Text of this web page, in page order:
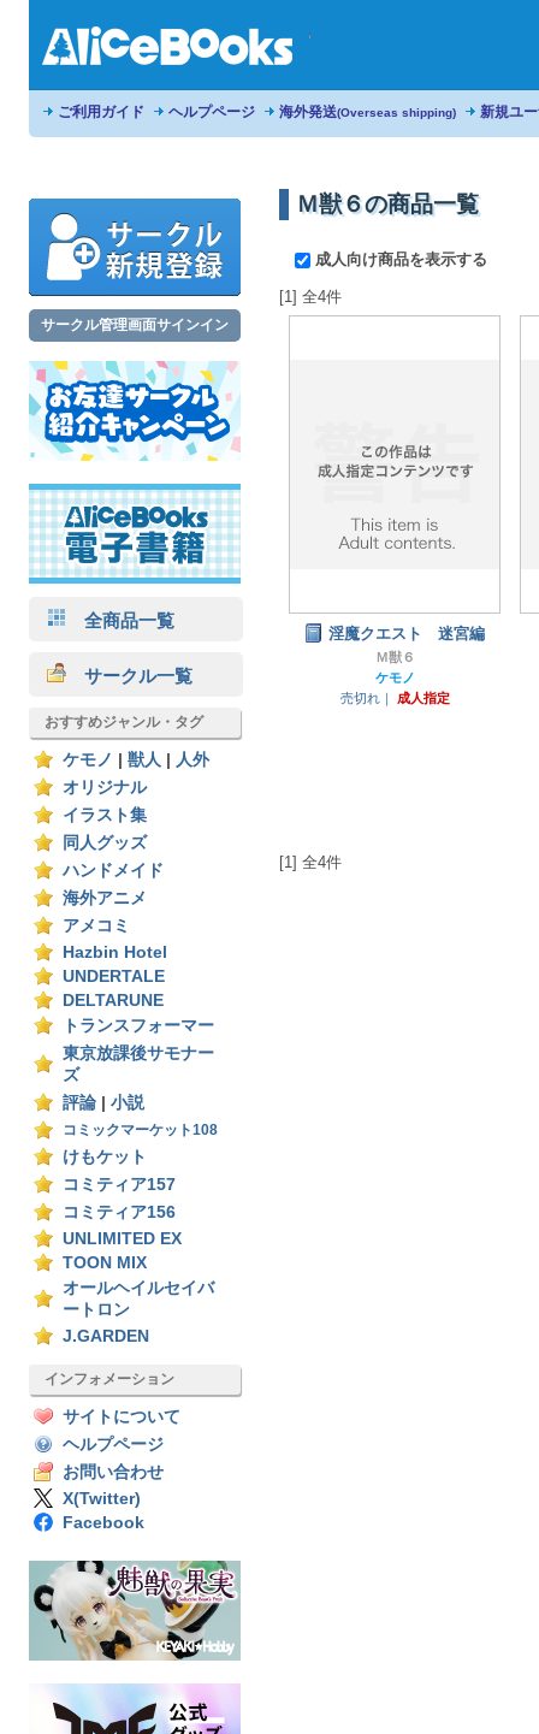
ご利用ガイド ヘルプページ 海外発送(Overseas shipping) 新規ユ
サークル管理画面サインイン
全商品一覧
サークル一覧
おすすめジャンル・タグ
ケモノ 獣人
人外
オリジナル
イラスト集
同人グッズ
ハンドメイド
海外アニメ
アメコミ
Hazbin Hotel
UNDERTALE
DELTARUNE
トランスフォーマー
東京放課後サモナー
ズ
評論
小説
コミックマーケット108
けもケット
コミティア157
コミティア156
UNLIMITED EX
TOON MIX
オールヘイルセイバ
ートロン
J.GARDEN
インフォメーション
サイトについて
ヘルプページ
お問い合わせ
X(Twitter)
Facebook
Ｍ獣６の商品一覧
成人向け商品を表示する
[1] 全4件
淫魔クエスト 迷宮編
Ｍ獣６
ケモノ
売切れ｜
成人指定
[1] 全4件